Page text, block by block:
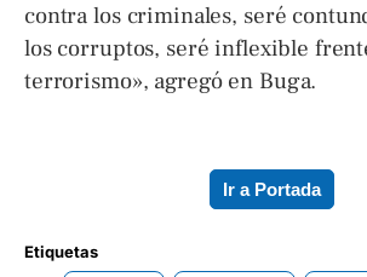
contra los criminales, seré
los corruptos, seré inflexible
terrorismo», agregó en Buga.
Ir a Portada
Etiquetas